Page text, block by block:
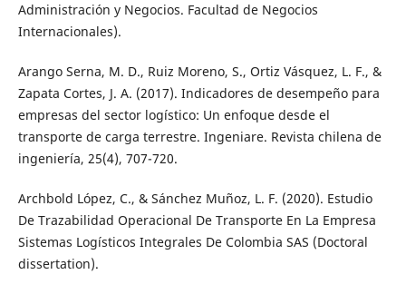
Administración y Negocios. Facultad de Negocios
Internacionales).
Arango Serna, M. D., Ruiz Moreno, S., Ortiz Vásquez, L. F., &
Zapata Cortes, J. A. (2017). Indicadores de desempeño para
empresas del sector logístico: Un enfoque desde el
transporte de carga terrestre. Ingeniare. Revista chilena de
ingeniería, 25(4), 707-720.
Archbold López, C., & Sánchez Muñoz, L. F. (2020). Estudio
De Trazabilidad Operacional De Transporte En La Empresa
Sistemas Logísticos Integrales De Colombia SAS (Doctoral
dissertation).